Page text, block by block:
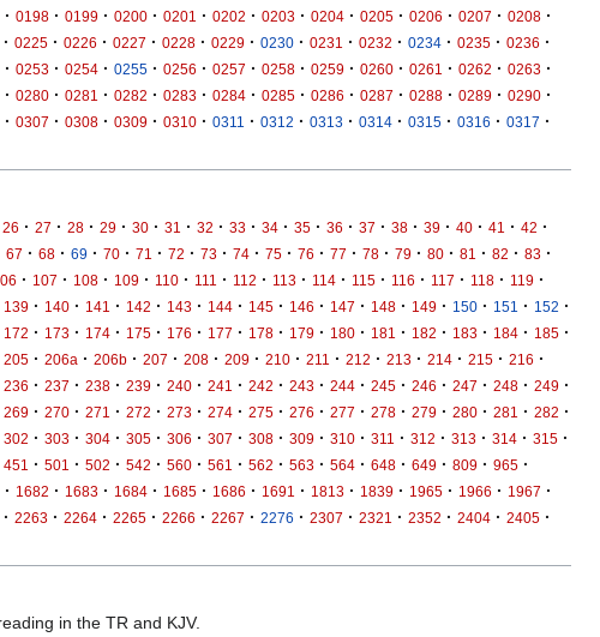
· 0198 · 0199 · 0200 · 0201 · 0202 · 0203 · 0204 · 0205 · 0206 · 0207 · 0208 ·
· 0225 · 0226 · 0227 · 0228 · 0229 · 0230 · 0231 · 0232 · 0234 · 0235 · 0236 ·
· 0253 · 0254 · 0255 · 0256 · 0257 · 0258 · 0259 · 0260 · 0261 · 0262 · 0263 ·
· 0280 · 0281 · 0282 · 0283 · 0284 · 0285 · 0286 · 0287 · 0288 · 0289 · 0290 ·
· 0307 · 0308 · 0309 · 0310 · 0311 · 0312 · 0313 · 0314 · 0315 · 0316 · 0317 ·
26 · 27 · 28 · 29 · 30 · 31 · 32 · 33 · 34 · 35 · 36 · 37 · 38 · 39 · 40 · 41 · 42 ·
67 · 68 · 69 · 70 · 71 · 72 · 73 · 74 · 75 · 76 · 77 · 78 · 79 · 80 · 81 · 82 · 83 ·
· 107 · 108 · 109 · 110 · 111 · 112 · 113 · 114 · 115 · 116 · 117 · 118 · 119 ·
139 · 140 · 141 · 142 · 143 · 144 · 145 · 146 · 147 · 148 · 149 · 150 · 151 · 152 ·
172 · 173 · 174 · 175 · 176 · 177 · 178 · 179 · 180 · 181 · 182 · 183 · 184 · 185 ·
205 · 206a · 206b · 207 · 208 · 209 · 210 · 211 · 212 · 213 · 214 · 215 · 216 ·
236 · 237 · 238 · 239 · 240 · 241 · 242 · 243 · 244 · 245 · 246 · 247 · 248 · 249 ·
269 · 270 · 271 · 272 · 273 · 274 · 275 · 276 · 277 · 278 · 279 · 280 · 281 · 282 ·
302 · 303 · 304 · 305 · 306 · 307 · 308 · 309 · 310 · 311 · 312 · 313 · 314 · 315 ·
451 · 501 · 502 · 542 · 560 · 561 · 562 · 563 · 564 · 648 · 649 · 809 · 965 ·
· 1682 · 1683 · 1684 · 1685 · 1686 · 1691 · 1813 · 1839 · 1965 · 1966 · 1967 ·
· 2263 · 2264 · 2265 · 2266 · 2267 · 2276 · 2307 · 2321 · 2352 · 2404 · 2405 ·
in the TR and KJV.